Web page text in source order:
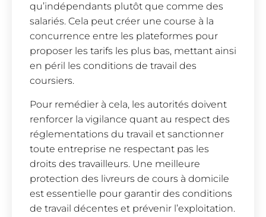
qu’indépendants plutôt que comme des
salariés. Cela peut créer une course à la
concurrence entre les plateformes pour
proposer les tarifs les plus bas, mettant ainsi
en péril les conditions de travail des
coursiers.
Pour remédier à cela, les autorités doivent
renforcer la vigilance quant au respect des
réglementations du travail et sanctionner
toute entreprise ne respectant pas les
droits des travailleurs. Une meilleure
protection des livreurs de cours à domicile
est essentielle pour garantir des conditions
de travail décentes et prévenir l’exploitation.